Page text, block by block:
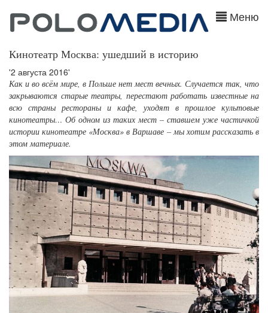
Меню
Кинотеатр Москва: ушедший в историю
'2 августа 2016'
Как и во всём мире, в Польше нет мест вечных. Случается так, что
закрываются старые театры, перестают работать известные на
всю страны рестораны и кафе, уходят в прошлое культовые
кинотеатры… Об одном из таких мест – ставшем уже частичкой
истории кинотеатре «Москва» в Варшаве – мы хотим рассказать в
этом материале.